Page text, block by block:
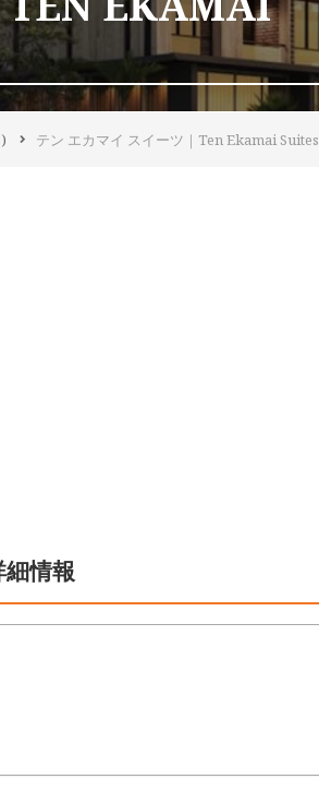
テン エカマイ スイーツ｜Ten Ekamai Suites
情報